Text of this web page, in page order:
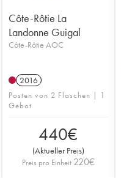
Côte-Rôtie La
Landonne Guigal
Côte-Rôtie AOC
2016
Posten von 2 Flaschen | 1
Gebot
440€
(Aktueller Preis)
Preis pro Einheit 220€